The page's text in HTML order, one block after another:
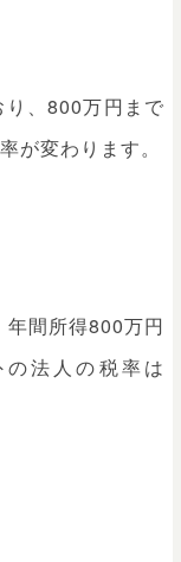
、800万円まで
が変わります。
間所得800万円
法人の税率は